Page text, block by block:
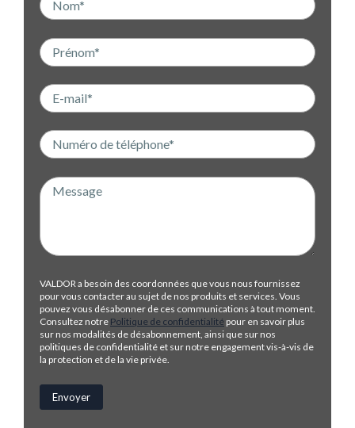
VALDOR a besoin des coordonnées que vous nous fournissez
pour vous contacter au sujet de nos produits et services. Vous
pouvez vous désabonner de ces communications à tout moment.
Consultez notre Politique de confidentialité pour en savoir plus
sur nos modalités de désabonnement, ainsi que sur nos
politiques de confidentialité et sur notre engagement vis-à-vis de
la protection et de la vie privée.